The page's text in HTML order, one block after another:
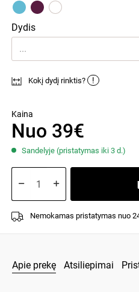
Dydis
...
Kokį dydį rinktis? !
Kaina
Nuo 39€
Sandelyje (pristatymas iki 3 d.)
Nemokamas pristatymas nuo
Apie prekę Atsiliepimai